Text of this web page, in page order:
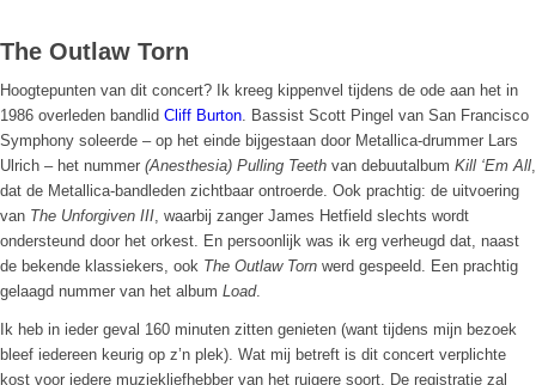
The Outlaw Torn
Hoogtepunten van dit concert? Ik kreeg kippenvel tijdens de ode aan het in
1986 overleden bandlid Cliff Burton . Bassist Scott Pingel van San Francisco
Symphony soleerde – op het einde bijgestaan door Metallica-drummer Lars
Ulrich – het nummer (Anesthesia) Pulling Teeth van debuutalbum Kill ‘Em All
dat de Metallica-bandleden zichtbaar ontroerde. Ook prachtig: de uitvoering
van The Unforgiven III , waarbij zanger James Hetfield slechts wordt
ondersteund door het orkest. En persoonlijk was ik erg verheugd dat, naast
de bekende klassiekers, ook The Outlaw Torn werd gespeeld. Een prachtig
gelaagd nummer van het album Load.
Ik heb in ieder geval 160 minuten zitten genieten (want tijdens mijn bezoek
bleef iedereen keurig op z’n plek). Wat mij betreft is dit concert verplichte
kost voor iedere muziekliefhebber van het ruigere soort. De registratie zal